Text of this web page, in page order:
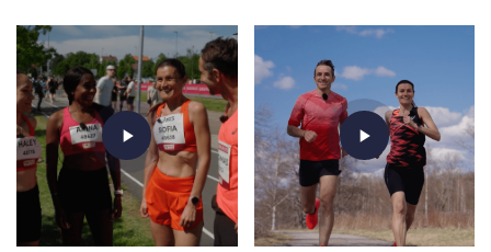
play_arrow play_arrow